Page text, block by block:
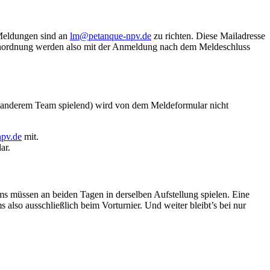
sind an lm@petanque-npv.de zu richten. Diese Mailadresse
werden also mit der Anmeldung nach dem Meldeschluss
Team spielend) wird von dem Meldeformular nicht
mit.
müssen an beiden Tagen in derselben Aufstellung spielen. Eine
ausschließlich beim Vorturnier. Und weiter bleibt’s bei nur